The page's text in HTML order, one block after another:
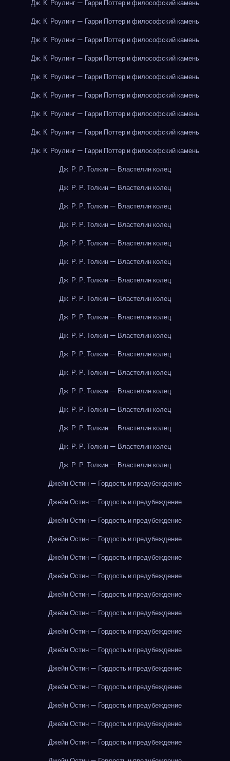
Дж. К. Роулинг — Гарри Поттер и философский камень
Дж. К. Роулинг — Гарри Поттер и философский камень
Дж. К. Роулинг — Гарри Поттер и философский камень
Дж. К. Роулинг — Гарри Поттер и философский камень
Дж. К. Роулинг — Гарри Поттер и философский камень
Дж. К. Роулинг — Гарри Поттер и философский камень
Дж. К. Роулинг — Гарри Поттер и философский камень
Дж. К. Роулинг — Гарри Поттер и философский камень
Дж. К. Роулинг — Гарри Поттер и философский камень
Дж. Р. Р. Толкин — Властелин колец
Дж. Р. Р. Толкин — Властелин колец
Дж. Р. Р. Толкин — Властелин колец
Дж. Р. Р. Толкин — Властелин колец
Дж. Р. Р. Толкин — Властелин колец
Дж. Р. Р. Толкин — Властелин колец
Дж. Р. Р. Толкин — Властелин колец
Дж. Р. Р. Толкин — Властелин колец
Дж. Р. Р. Толкин — Властелин колец
Дж. Р. Р. Толкин — Властелин колец
Дж. Р. Р. Толкин — Властелин колец
Дж. Р. Р. Толкин — Властелин колец
Дж. Р. Р. Толкин — Властелин колец
Дж. Р. Р. Толкин — Властелин колец
Дж. Р. Р. Толкин — Властелин колец
Дж. Р. Р. Толкин — Властелин колец
Дж. Р. Р. Толкин — Властелин колец
Джейн Остин — Гордость и предубеждение
Джейн Остин — Гордость и предубеждение
Джейн Остин — Гордость и предубеждение
Джейн Остин — Гордость и предубеждение
Джейн Остин — Гордость и предубеждение
Джейн Остин — Гордость и предубеждение
Джейн Остин — Гордость и предубеждение
Джейн Остин — Гордость и предубеждение
Джейн Остин — Гордость и предубеждение
Джейн Остин — Гордость и предубеждение
Джейн Остин — Гордость и предубеждение
Джейн Остин — Гордость и предубеждение
Джейн Остин — Гордость и предубеждение
Джейн Остин — Гордость и предубеждение
Джейн Остин — Гордость и предубеждение